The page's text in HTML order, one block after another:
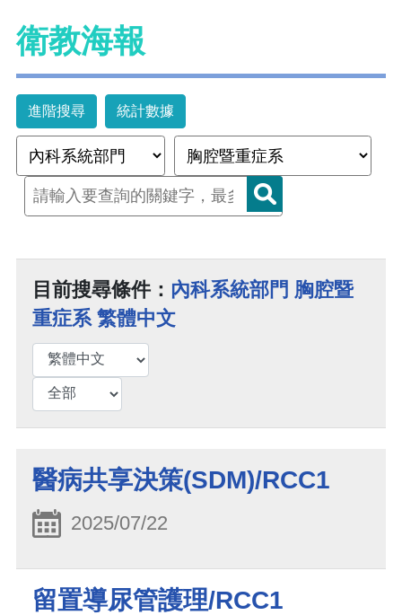
衛教海報
進階搜尋 統計數據
目前搜尋條件： 內科系統部門 胸腔暨
重症系 繁體中文
醫病共享決策(SDM)/RCC1
2025/07/22
留置導尿管護理/RCC1